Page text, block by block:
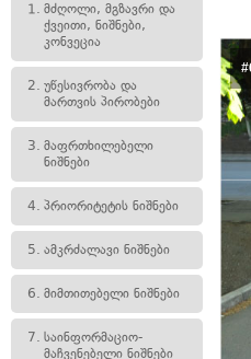
1. მძღოლი, მგზავრი და
ქვეითი, ნიშნები,
კონვეცია
2. უწესივრობა და
მართვის პირობები
3. მაფრთხილებელი
ნიშნები
4. პრიორიტეტის ნიშნები
5. ამკრძალავი ნიშნები
6. მიმთითებელი ნიშნები
7. საინფორმაციო-
მაჩვენებელი ნიშნები